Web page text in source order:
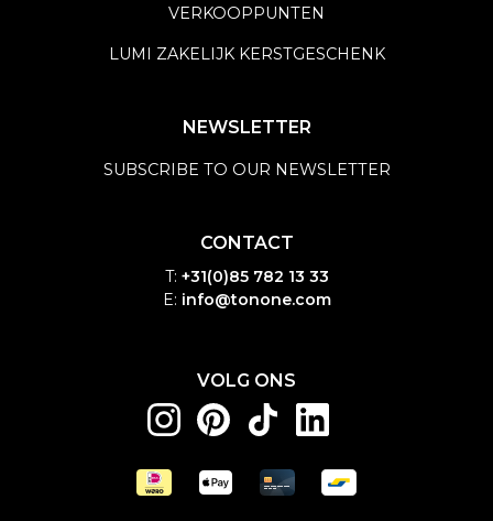
CONTACT
T: +31(0)85 782 13 33
E: info@tonone.com
VOLG ONS
VERKOOPPUNTEN
LUMI ZAKELIJK KERSTGESCHENK
NEWSLETTER
SUBSCRIBE TO OUR NEWSLETTER